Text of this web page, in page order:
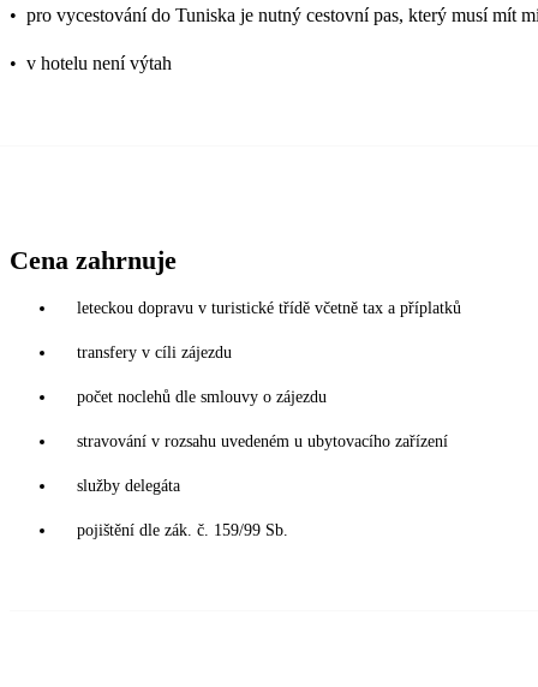
• pro vycestování do Tuniska je nutný cestovní pas, který musí mít
• v hotelu není výtah
Cena zahrnuje
leteckou dopravu v turistické třídě včetně tax a příplatků
transfery v cíli zájezdu
počet noclehů dle smlouvy o zájezdu
stravování v rozsahu uvedeném u ubytovacího zařízení
služby delegáta
pojištění dle zák. č. 159/99 Sb.